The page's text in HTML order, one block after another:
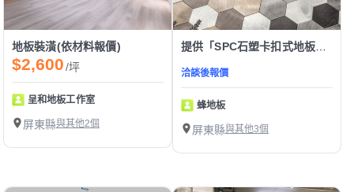
地板裝潢(依材料報價)
$2,600/坪
呈和地板工作室
屏東縣與其他2個
提供「SPC石塑卡扣式地板」服務
洽談後報價
蜂地板
屏東縣與其他3個